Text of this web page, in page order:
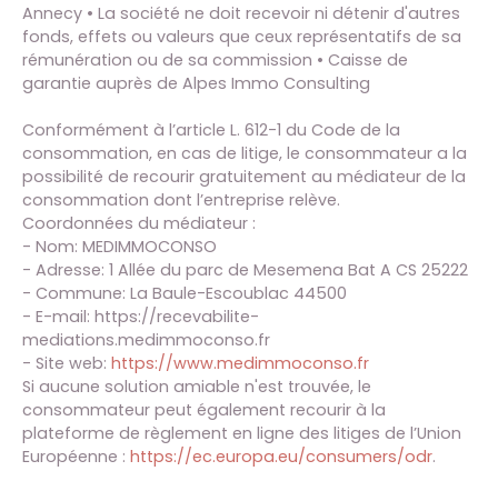
Annecy • La société ne doit recevoir ni détenir d'autres
fonds, effets ou valeurs que ceux représentatifs de sa
rémunération ou de sa commission • Caisse de
garantie auprès de Alpes Immo Consulting
Conformément à l’article L. 612-1 du Code de la
consommation, en cas de litige, le consommateur a la
possibilité de recourir gratuitement au médiateur de la
consommation dont l’entreprise relève.
Coordonnées du médiateur :
- Nom: MEDIMMOCONSO
- Adresse: 1 Allée du parc de Mesemena Bat A CS 25222
- Commune: La Baule-Escoublac 44500
- E-mail: https://recevabilite-
mediations.medimmoconso.fr
- Site web: https://www.medimmoconso.fr
Si aucune solution amiable n'est trouvée, le
consommateur peut également recourir à la
plateforme de règlement en ligne des litiges de l’Union
Européenne : https://ec.europa.eu/consumers/odr.